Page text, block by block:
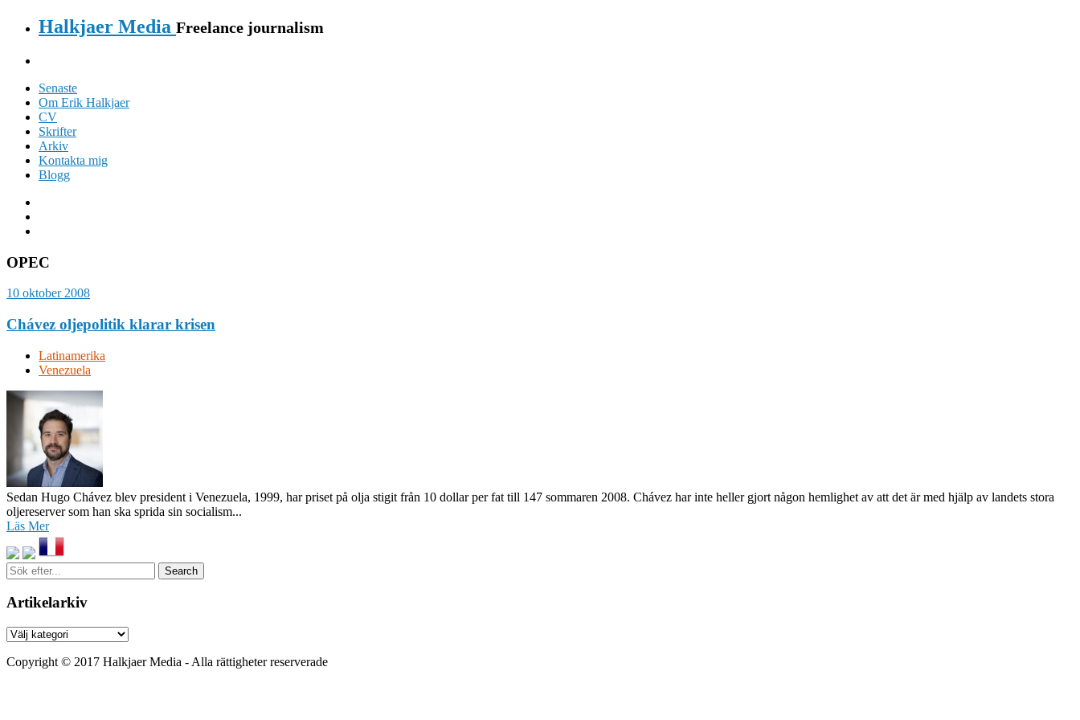
Halkjaer Media Freelance journalism
Senaste
Om Erik Halkjaer
CV
Skrifter
Arkiv
Kontakta mig
Blogg
OPEC
10 oktober 2008
Chávez oljepolitik klarar krisen
Latinamerika
Venezuela
Sedan Hugo Chávez blev president i Venezuela, 1999, har priset på olja stigit från 10 dollar per fat till 147 sommaren 2008. Chávez har inte heller gjort någon hemlighet av att det är med hjälp av landets stora
oljereserver som han ska sprida sin socialism...
Läs Mer
Sök
efter...
Artikelarkiv
Artikelarkiv
Copyright © 2017 Halkjaer Media - Alla rättigheter reserverade